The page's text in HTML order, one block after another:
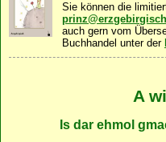
Sie können die
auch gern vom
Buchhandel unter der
A
Is dar ehmol